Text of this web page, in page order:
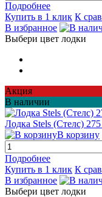
Подробнее
Купить в 1 клик К
В избранное
Выбери цвет лодки
Акция
В наличии
Лодка Stels (Стелс)
В корзину
Подробнее
Купить в 1 клик К
В избранное
Выбери цвет лодки